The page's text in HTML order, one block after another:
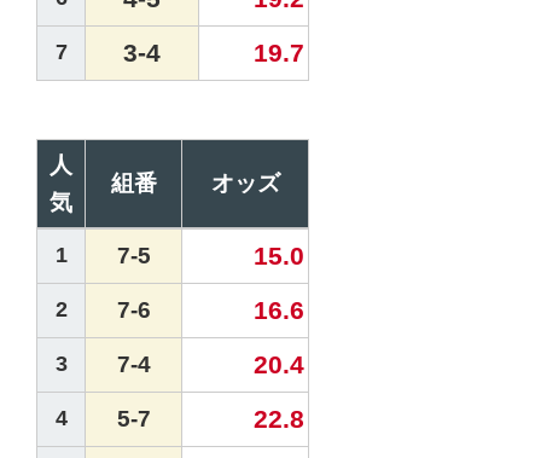
7 3-4 19.7
人
気
組番 オッズ
1 7-5 15.0
2 7-6 16.6
3 7-4 20.4
4 5-7 22.8